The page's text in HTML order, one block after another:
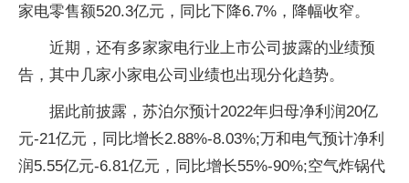
家电零售额520.3亿元，同比下降6.7%，降幅收窄。
近期，还有多家家电行业上市公司披露的业绩预
告，其中几家小家电公司业绩也出现分化趋势。
据此前披露，苏泊尔预计2022年归母净利润20亿
元-21亿元，同比增长2.88%-8.03%;万和电气预计净利
润5.55亿元-6.81亿元，同比增长55%-90%;空气炸锅代